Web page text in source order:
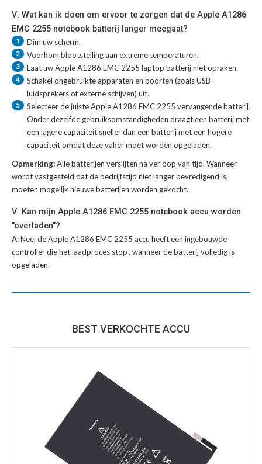
V: Wat kan ik doen om ervoor te zorgen dat de Apple A1286
EMC 2255 notebook batterij langer meegaat?
1 Dim uw scherm.
2 Voorkom blootstelling aan extreme temperaturen.
3 Laat uwApple A1286 EMC 2255 laptop batterijniet opraken.
4
Schakel ongebruikte apparaten en poorten (zoals USB-
luidsprekers of externe schijven) uit.
5 Selecteer de juisteApple A1286 EMC 2255 vervangende batterij.
Onder dezelfde gebruiksomstandigheden draagt een batterij met
een lagere capaciteit sneller dan een batterij met een hogere
capaciteit omdat deze vaker moet worden opgeladen.
Opmerking:Alle batterijen verslijten na verloop van tijd. Wanneer
wordt vastgesteld dat de bedrijfstijd niet langer bevredigend is,
moeten mogelijk nieuwe batterijen worden gekocht.
V: Kan mijn Apple A1286 EMC 2255 notebook accu worden
"overladen"?
A:Nee, de Apple A1286 EMC 2255 accu heeft een ingebouwde
controller die het laadproces stopt wanneer de batterij volledig is
opgeladen.
BEST VERKOCHTE ACCU